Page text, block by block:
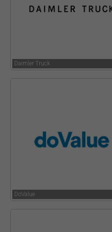
Daimler Truck
DoValue